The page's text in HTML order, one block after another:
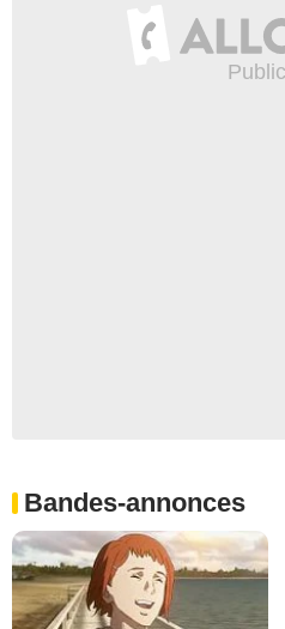
Bandes-annonces